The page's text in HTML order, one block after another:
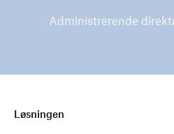
Administrerende
Løsningen